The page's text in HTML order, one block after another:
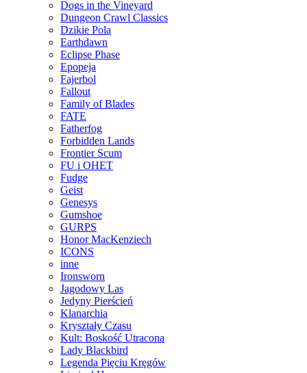
Dogs in the Vineyard
Dungeon Crawl Classics
Dzikie Pola
Earthdawn
Eclipse Phase
Epopeja
Fajerbol
Fallout
Family of Blades
FATE
Fatherfog
Forbidden Lands
Frontier Scum
FU i OHET
Fudge
Geist
Genesys
Gumshoe
GURPS
Honor MacKenziech
ICONS
inne
Ironsworn
Jagodowy Las
Jedyny Pierścień
Klanarchia
Kryształy Czasu
Kult: Boskość Utracona
Lady Blackbird
Legenda Pięciu Kręgów